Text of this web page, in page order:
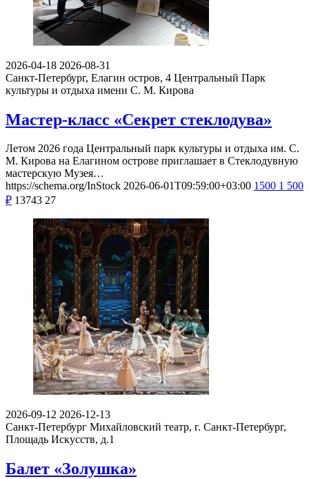
2026-04-18 2026-08-31
Санкт-Петербург, Елагин остров, 4 Центральный Парк
культуры и отдыха имени С. М. Кирова
Мастер-класс «Секрет стеклодува»
Летом 2026 года Центральный парк культуры и отдыха им. С.
М. Кирова на Елагином острове приглашает в Стеклодувную
мастерскую Музея…
https://schema.org/InStock 2026-06-01T09:59:00+03:00 1500 1 500
₽ 13743 27
2026-09-12 2026-12-13
Санкт-Петербург Михайловский театр, г. Санкт-Петербург,
Площадь Искусств, д.1
Балет «Золушка»